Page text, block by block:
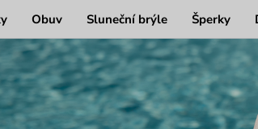
Obuv Sluneční brýle Šperky